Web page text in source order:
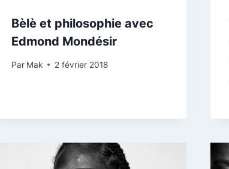
Bèlè et philosophie avec
Edmond Mondésir
Par Mak 2 février 2018